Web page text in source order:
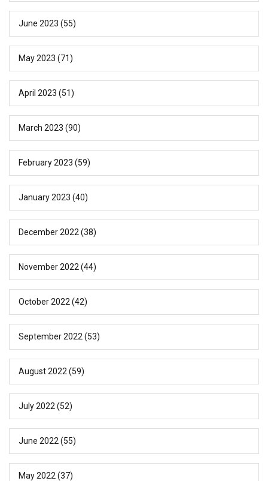
June 2023 (55)
May 2023 (71)
April 2023 (51)
March 2023 (90)
February 2023 (59)
January 2023 (40)
December 2022 (38)
November 2022 (44)
October 2022 (42)
September 2022 (53)
August 2022 (59)
July 2022 (52)
June 2022 (55)
May 2022 (37)